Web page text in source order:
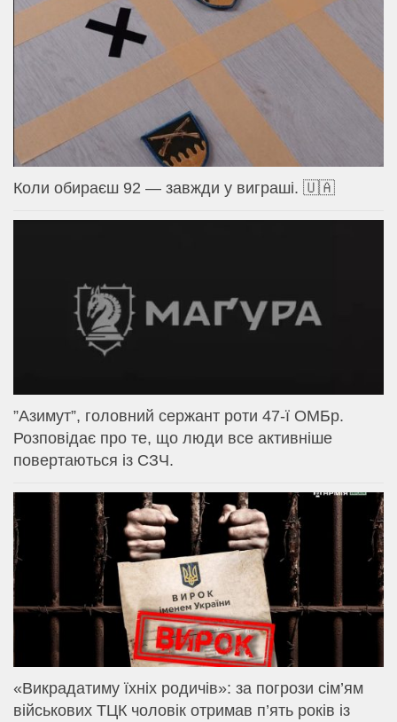
Коли обираєш 92 — завжди у виграші. 🇺🇦
⁨”Азимут”, головний сержант роти 47-ї ОМБр.
Розповідає про те, що люди все активніше
повертаються із СЗЧ.
«Викрадатиму їхніх родичів»: за погрози сім’ям
військових ТЦК чоловік отримав п’ять років із